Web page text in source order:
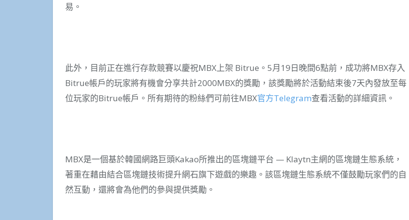
易。
此外，目前正在進行存款競賽以慶祝MBX上架 Bitrue。5月19日晚間6點前，成功將MBX存入
Bitrue帳戶的玩家將有機會分享共計2000MBX的獎勵，該獎勵將於活動結束後7天內發放至每
位玩家的Bitrue帳戶。所有期待的粉絲們可前往MBX官方Telegram查看活動的詳細資訊。
MBX是一個基於韓國網路巨頭Kakao所推出的區塊鏈平台 — Klaytn主網的區塊鏈生態系統，
著重在藉由結合區塊鏈技術提升網石旗下遊戲的樂趣。該區塊鏈生態系統不僅鼓勵玩家們的自
然互動，還將會為他們的參與提供獎勵。